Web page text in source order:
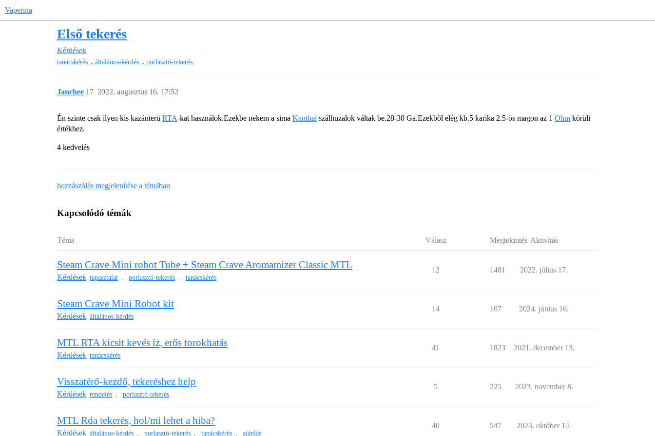
Vaperina
Első tekerés
Kérdések
tanácskérés , általános-kérdés , porlasztó-tekerés
Janchee 2022. augusztus 16. 17:52
17
Én szinte csak ilyen kis kazánterü RTA-kat használok.Ezekbe nekem a sima Kanthal szálhuzalok váltak be.28-30 Ga.Ezekből elég kb.5 karika 2.5-ös magon az 1 Ohm körüli
értékhez.
4 kedvelés
hozzászólás megjelenítése a témában
Kapcsolódó témák
Téma Válasz Megtekintés Aktivitás
Steam Crave Mini robot Tube + Steam Crave Aromamizer Classic MTL
Kérdések tapasztalat , porlasztó-tekerés , tanácskérés
12 1481 2022. július 17.
Steam Crave Mini Robot kit
Kérdések általános-kérdés
14 107 2024. június 16.
MTL RTA kicsit kevés íz, erős torokhatás
Kérdések tanácskérés
41 1823 2021. december 13.
Visszatérő-kezdő, tekeréshez help
Kérdések rendelés , porlasztó-tekerés
5 225 2023. november 8.
MTL Rda tekerés, hol/mi lehet a hiba?
Kérdések általános-kérdés , porlasztó-tekerés , tanácskérés , ajánlás
40 547 2023. október 14.